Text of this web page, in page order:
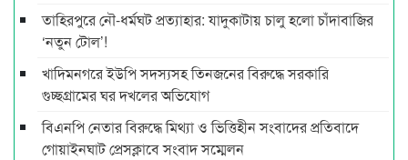
তাহিরপুরে নৌ-ধর্মঘট প্রত্যাহার: যাদুকাটায় চালু হলো চাঁদাবাজির
‘নতুন টোল’!
খাদিমনগরে ইউপি সদস্যসহ তিনজনের বিরুদ্ধে সরকারি
গুচ্ছগ্রামের ঘর দখলের অভিযোগ
বিএনপি নেতার বিরুদ্ধে মিথ্যা ও ভিত্তিহীন সংবাদের প্রতিবাদে
গোয়াইনঘাট প্রেসক্লাবে সংবাদ সম্মেলন